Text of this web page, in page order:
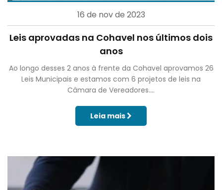
16 de nov de 2023
Leis aprovadas na Cohavel nos últimos dois
anos
Ao longo desses 2 anos à frente da Cohavel aprovamos 26
Leis Municipais e estamos com 6 projetos de leis na
Câmara de Vereadores....
Leia mais